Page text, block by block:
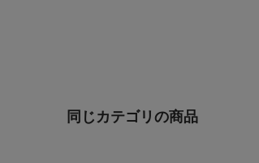
同じカテゴリの商品